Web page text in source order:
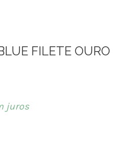
FILETE OURO
juros